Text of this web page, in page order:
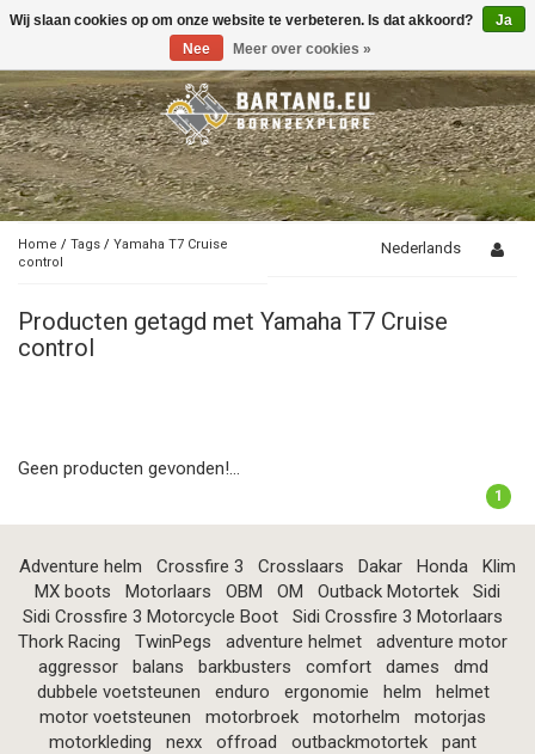
Toggle
Home / Tags / Yamaha T7 Cruise
control
Nederlands
Producten getagd met Yamaha T7 Cruise
control
Geen producten gevonden!...
1
Adventure helm Crossfire 3 Crosslaars Dakar Honda
Klim
MX boots
Motorlaars OBM OM Outback Motortek
Sidi
Sidi Crossfire 3 Motorcycle Boot
Sidi Crossfire 3 Motorlaars
Thork Racing
TwinPegs adventure helmet
adventure motor
aggressor
balans barkbusters comfort dames
dmd
dubbele voetsteunen
enduro ergonomie helm
helmet
motor voetsteunen
motorbroek motorhelm
motorjas
motorkleding
nexx offroad outbackmotortek
pant
Wij slaan cookies op om onze website te verbeteren. Is dat akkoord?
Ja
Nee
Meer over cookies »